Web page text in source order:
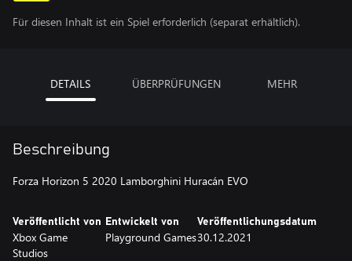
Für diesen Inhalt ist ein Spiel erforderlich (separat erhältlich).
DETAILS ÜBERPRÜFUNGEN MEHR
Beschreibung
Forza Horizon 5 2020 Lamborghini Huracán EVO
Veröffentlicht von
Xbox Game
Studios
Entwickelt von
Playground Games
Veröffentlichungsdatum
30.12.2021